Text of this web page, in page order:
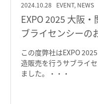
2024.10.28 EVENT, NEWS
EXPO 2025 大阪
ブライセンシーの
この度弊社はEXPO
造販売を行うサブライ
ました。・・・